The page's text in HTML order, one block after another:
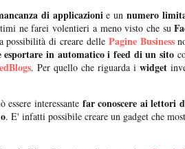
di applicazionie un numero
ne farei volentieri a meno visto che su
possibilità di creare delle Pagine Business
esportare in automatico i feed di un sito
. Per quello che riguarda i widget
essere interessantefar conoscere ai lettori
. E' infatti possibile creare un gadget che